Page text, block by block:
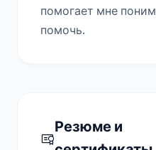
помогает мне
помочь.
Резюме и